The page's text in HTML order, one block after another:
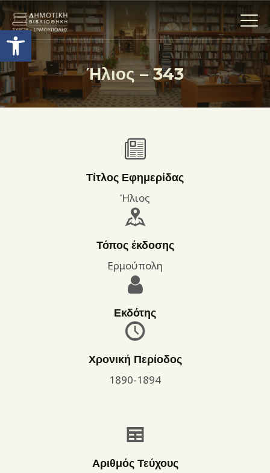
Ανοίξτε τη γραμμή εργαλείων
Ήλιος – 343
Η ΒΙΒΛΙΟΘΗΚΗ
ΟΙ ΣΥΛΛΟΓΈΣ
ΔΡΑΣΤΗΡΙΟΤΗΤΕΣ
ΕΠΙΚΟΙΝΩΝΊΑ
ΌΡΟΙ ΧΡΉΣΗΣ
Τίτλος Εφημερίδας
Ήλιος
Τόπος έκδοσης
Ερμούπολη
Εκδότης
Χρονική Περίοδος
1890-1894
Αριθμός Τεύχους